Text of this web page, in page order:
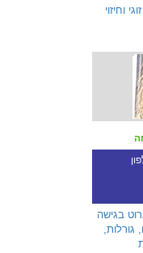
וחיזוי
בגישה